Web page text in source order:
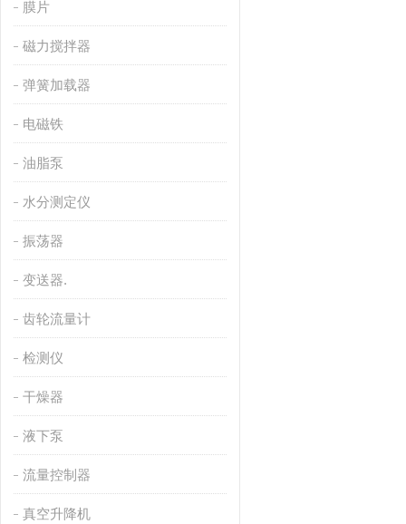
膜片
磁力搅拌器
弹簧加载器
电磁铁
油脂泵
水分测定仪
振荡器
变送器.
齿轮流量计
检测仪
干燥器
液下泵
流量控制器
真空升降机